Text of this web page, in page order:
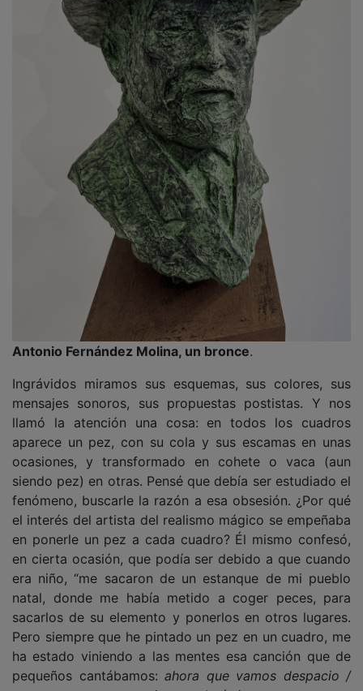
Antonio Fernández Molina, un bronce.
mensajes sonoros, sus propuestas postistas. Y nos
llamó la atención una cosa: en todos los cuadros
aparece un pez, con su cola y sus escamas en unas
ocasiones, y transformado en cohete o vaca (aun
siendo pez) en otras. Pensé que debía ser estudiado el
fenómeno, buscarle la razón a esa obsesión. ¿Por qué
el interés del artista del realismo mágico se empeñaba
en ponerle un pez a cada cuadro? Él mismo confesó,
en cierta ocasión, que podía ser debido a que cuando
era niño, “me sacaron de un estanque de mi pueblo
natal, donde me había metido a coger peces, para
sacarlos de su elemento y ponerlos en otros lugares.
Pero siempre que he pintado un pez en un cuadro, me
ha estado viniendo a las mentes esa canción que de
pequeños cantábamos:ahora que vamos despacio /
vamos a contar mentiras, tralará / vamos a contar